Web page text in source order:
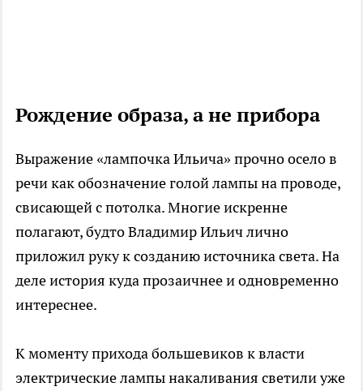
Рождение образа, а не прибора
Выражение «лампочка Ильича» прочно осело в
речи как обозначение голой лампы на проводе,
свисающей с потолка. Многие искренне
полагают, будто Владимир Ильич лично
приложил руку к созданию источника света. На
деле история куда прозаичнее и одновременно
интереснее.
К моменту прихода большевиков к власти
электрические лампы накаливания светили уже